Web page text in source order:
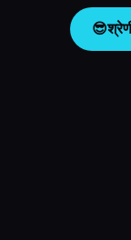
😎